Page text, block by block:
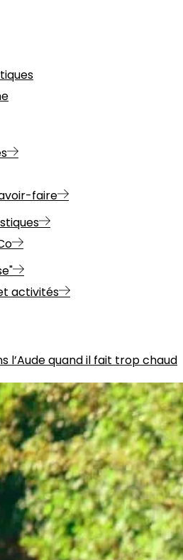
faire
activités
l’Aude quand il fait trop chaud